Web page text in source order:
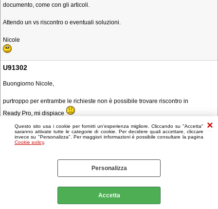
Questo sito usa i cookie per fornirti un'esperienza migliore. Cliccando su "Accetta"
saranno attivate tutte le categorie di cookie. Per decidere quali accettare, cliccare
invece su "Personalizza". Per maggiori informazioni è possibile consultare la pagina
Cookie policy.
Personalizza
Accetta
documento, come con gli articoli.
Attendo un vs riscontro o eventuali soluzioni.
Nicole
U91302
Buongiorno Nicole,
purtroppo per entrambe le richieste non è possibile trovare riscontro in
Ready Pro, mi dispiace